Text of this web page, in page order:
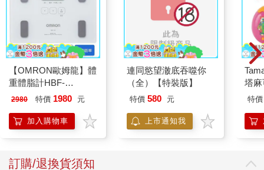
【OMRON歐姆龍】體
重體脂計HBF-
212W+送原價2980元
221053
2980 特價 1980 元
加入購物車
連同慾望澈底吞噬你
（全）【特裝版】
特價 580 元
上市通知我
塔
園
特價
訂購/退換貨須知